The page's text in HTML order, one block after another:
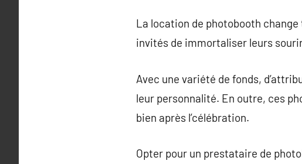
La location de photobooth
invités de immortaliser leurs
Avec une variété de fonds,
leur personnalité. En outre, ces
bien après l’célébration.
Opter pour un prestataire de